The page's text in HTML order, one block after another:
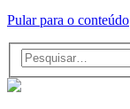
Pular para o conteúdo